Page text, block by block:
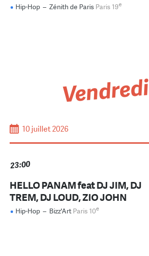
Hip-Hop – Zénith de Paris Paris 19e
Vendredi
10 juillet 2026
23:00
HELLO PANAM feat DJ JIM, DJ
TREM, DJ LOUD, ZIO JOHN
Hip-Hop – Bizz'Art Paris 10e